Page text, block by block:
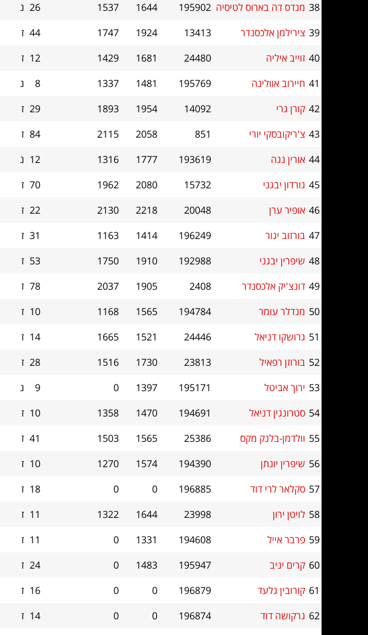
38 מנדס דה בארוס לטיסיה 195902
1644
1537
26 נ
39 צירילמן אלכסנדר 13413
1924
1747
44 ז
40 זוייב איליה 24480
1681
1429
12 ז
41 חיירוב אוולינה 195769
1481
1337
8 נ
42 קורן גרי 14092
1954
1893
29 ז
43 צ'ריקובסקי יורי 851
2058
2115
84 ז
44 אורין נגה 193619
1777
1316
12 נ
45 גורדון יבגני 15732
2080
1962
70 ז
46 אופיר ערן 20048
2218
2130
22 ז
47 בורזוב יגור 196249
1414
1163
31 ז
48 שיפרין יבגני 192988
1910
1750
53 ז
49 דונצ'יק אלכסנדר 2408
1905
2037
78 ז
50 מנדלר עומר 194784
1565
1168
10 ז
51 גרושקו דניאל 24446
1521
1665
14 ז
52 בורוזן רפאיל 23813
1730
1516
28 ז
53 ירוך אביטל 195171
1397
0
9 נ
54 סטרונגין דניאל 194691
1470
1358
10 ז
55 וולדמן-בלנק מקס 25386
1565
1503
41 ז
56 שיפרין יונתן 194390
1574
1270
10 ז
57 סקלאר לרי דוד 196885
0
0
18 ז
58 לויטן ירון 23998
1644
1322
11 ז
59 פרבר אייל 194608
1331
0
11 ז
60 קרים יניב 195947
1483
0
24 ז
61 קורובין גלעד 196879
0
0
16 ז
62 גרקושה דוד 196874
0
0
14 ז